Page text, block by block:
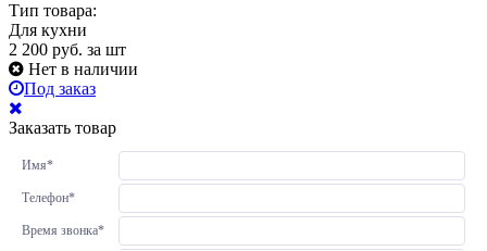
Тип товара:
Для кухни
2 200 руб. за шт
Нет в наличии
Под заказ
Заказать товар
Имя*
Телефон*
Время звонка*